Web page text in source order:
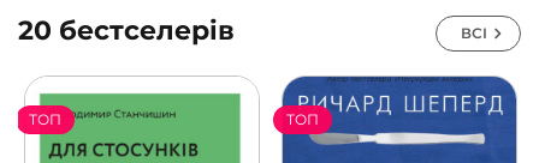
20 бестселерів ВСІ
ТОП ТОП